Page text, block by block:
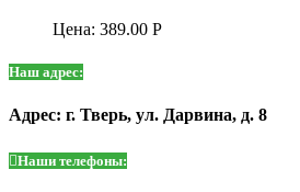
Цена: 389.00 Р
Наш адрес:
Адрес: г. Тверь, ул. Дарвина, д. 8
Наши телефоны: